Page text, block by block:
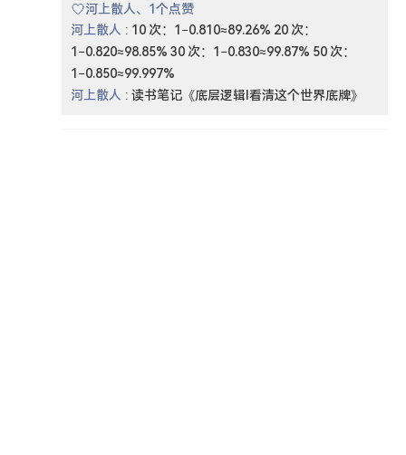
河上散人、1个点赞
河上散人 : 10 次：1−0.810≈89.26% 20 次：
1−0.820≈98.85% 30 次：1−0.830≈99.87% 50 次：
1−0.850≈99.997%
河上散人 : 读书笔记《底层逻辑I看清这个世界底牌》